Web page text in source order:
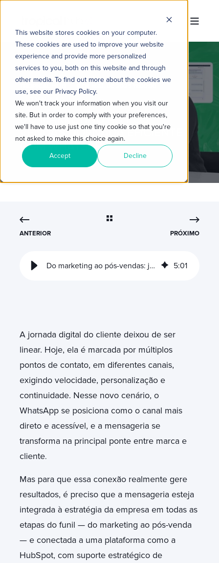
This website stores cookies on your computer.
These cookies are used to improve your website
experience and provide more personalized
services to you, both on this website and through
other media. To find out more about the cookies we
use, see our Privacy Policy.
We won't track your information when you visit our
site. But in order to comply with your preferences,
we'll have to use just one tiny cookie so that you're
not asked to make this choice again.
Accept Decline
3 MIN READ
DO MARKETING AO PÓS-
VENDAS: JORNADA EFICIENTE
COM WHATSAPP
ANTERIOR PRÓXIMO
Do marketing ao pós-vendas: jornada eficiente com WhatsApp 5:01
A jornada digital do cliente deixou de ser
linear. Hoje, ela é marcada por múltiplos
pontos de contato, em diferentes canais,
exigindo velocidade, personalização e
continuidade. Nesse novo cenário, o
WhatsApp se posiciona como o canal mais
direto e acessível, e a mensageria se
transforma na principal ponte entre marca e
cliente.
Mas para que essa conexão realmente gere
resultados, é preciso que a mensageria esteja
integrada à estratégia da empresa em todas as
etapas do funil — do marketing ao pós-venda
— e conectada a uma plataforma como a
HubSpot, com suporte estratégico de